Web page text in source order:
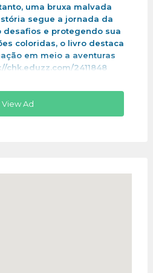
uma bruxa malvada
segue a jornada da
e protegendo sua
coloridas, o livro destaca
em meio a aventuras
chk.eduzz.com/2411848
View Ad